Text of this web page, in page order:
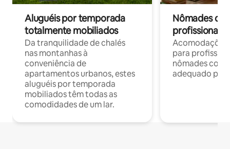
Aluguéis por temporada
totalmente mobiliados
Da tranquilidade de chalés
nas montanhas à
conveniência de
apartamentos urbanos, estes
aluguéis por temporada
mobiliados têm todas as
comodidades de um lar.
Nômades
profissionais
para
nômades com
adequado